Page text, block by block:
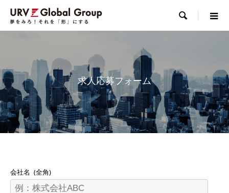

求人応募フォーム
会社名 (全角)